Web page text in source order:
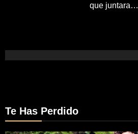
que juntara…
Te Has Perdido